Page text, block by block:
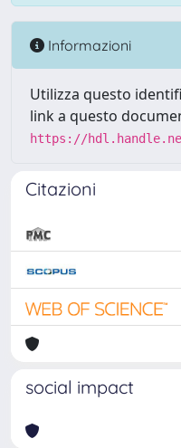
Informazioni
Utilizza questo
link a questo
https://
Citazioni
social impact